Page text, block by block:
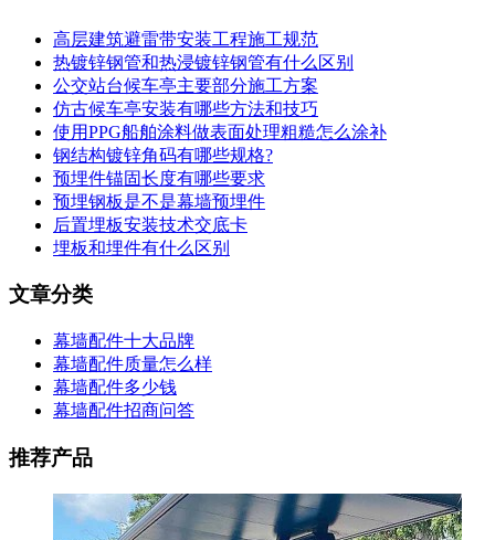
高层建筑避雷带安装工程施工规范
热镀锌钢管和热浸镀锌钢管有什么区别
公交站台候车亭主要部分施工方案
仿古候车亭安装有哪些方法和技巧
使用PPG船舶涂料做表面处理粗糙怎么涂补
钢结构镀锌角码有哪些规格?
预埋件锚固长度有哪些要求
预埋钢板是不是幕墙预埋件
后置埋板安装技术交底卡
埋板和埋件有什么区别
文章分类
幕墙配件十大品牌
幕墙配件质量怎么样
幕墙配件多少钱
幕墙配件招商问答
推荐产品